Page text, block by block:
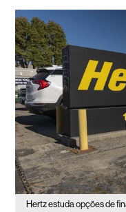
Hertz estuda opções de